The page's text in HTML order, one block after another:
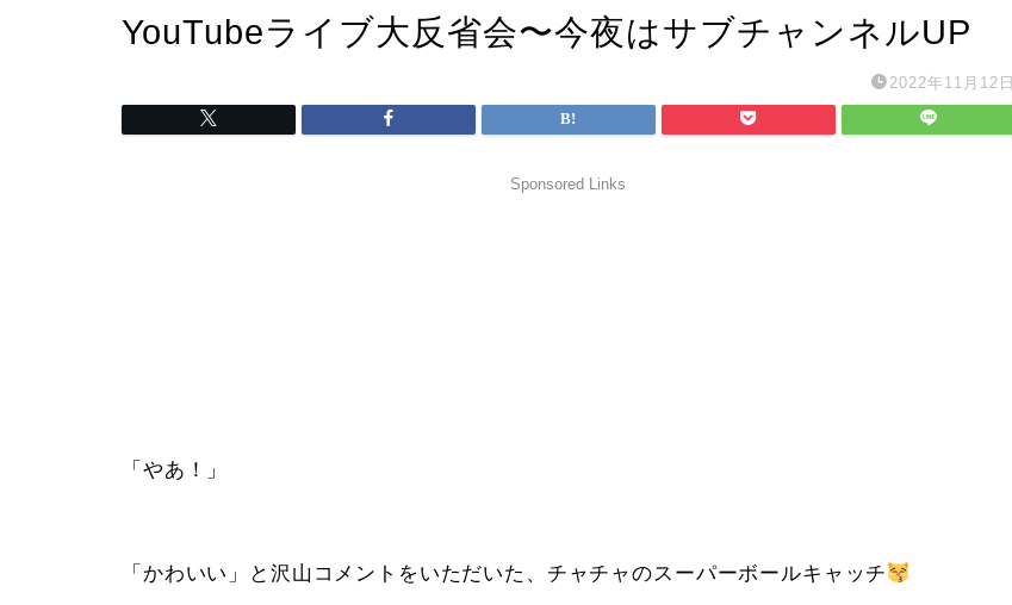
YouTubeライブ大反省会〜今夜はサブチャンネルUP
2022年11月12日
Sponsored Links
「やあ！」
「かわいい」と沢山コメントをいただいた、チャチャのスーパーボールキャッチ